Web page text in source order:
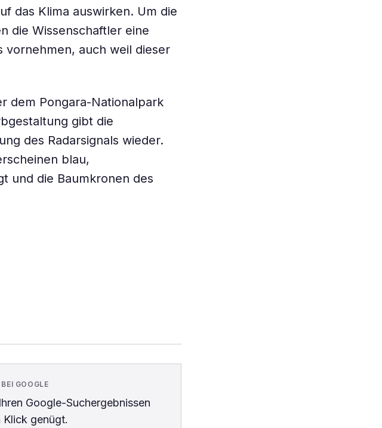
das Klima auswirken. Um die
die Wissenschaftler eine
vornehmen, auch weil dieser
dem Pongara-Nationalpark
gibt die
des Radarsignals wieder.
blau,
und die Baumkronen des
GOOGLE
Google-Suchergebnissen
Klick genügt.